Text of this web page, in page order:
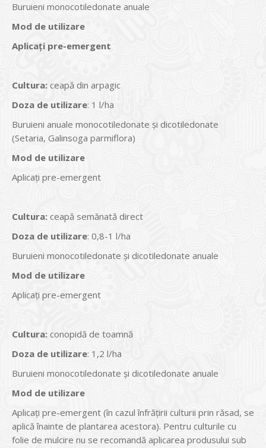
Buruieni monocotiledonate anuale
Mod de utilizare
Aplicaţi pre-emergent
Cultura: ceapă din arpagic
Doza de utilizare: 1 l/ha
Buruieni anuale monocotiledonate și dicotiledonate
(Setaria, Galinsoga parmiflora)
Mod de utilizare
Aplicaţi pre-emergent
Cultura: ceapă semănată direct
Doza de utilizare: 0,8-1 l/ha
Buruieni monocotiledonate şi dicotiledonate anuale
Mod de utilizare
Aplicaţi pre-emergent
Cultura: conopidă de toamnă
Doza de utilizare: 1,2 l/ha
Buruieni monocotiledonate şi dicotiledonate anuale
Mod de utilizare
Aplicaţi pre-emergent (în cazul înfrățirii culturii prin răsad, se
aplică înainte de plantarea acestora). Pentru culturile cu
folie de mulcire nu se recomandă aplicarea produsului sub